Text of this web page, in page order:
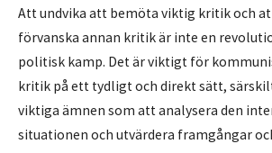
Att undvika att bemöta viktig kritik och
förvanska annan kritik är inte en
politisk kamp. Det är viktigt för
kritik på ett tydligt och direkt sätt,
viktiga ämnen som att analysera den
situationen och utvärdera framgångar